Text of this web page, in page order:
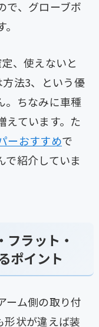
で、グローブボ
、使えないと
法3、という優
。ちなみに車種
えています。た
ーおすすめで
紹介していま
ラット・
ポイント
ーム側の取り付
形状が違えば装